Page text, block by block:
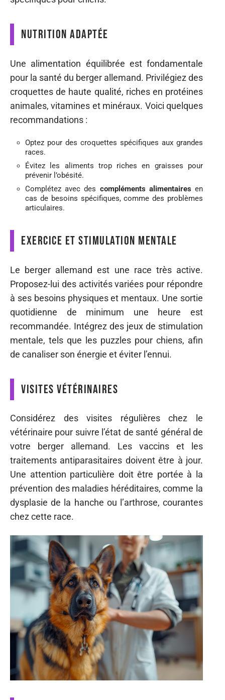
Nutrition adaptée
Une alimentation équilibrée est fondamentale
pour la santé du berger allemand. Privilégiez des
croquettes de haute qualité, riches en protéines
animales, vitamines et minéraux. Voici quelques
recommandations :
Optez pour des croquettes spécifiques aux grandes
races.
Évitez les aliments trop riches en graisses pour
prévenir l’obésité.
Complétez avec des compléments alimentaires en
cas de besoins spécifiques, comme des problèmes
articulaires.
Exercice et stimulation mentale
Le berger allemand est une race très active.
Proposez-lui des activités variées pour répondre
à ses besoins physiques et mentaux. Une sortie
quotidienne de minimum une heure est
recommandée. Intégrez des jeux de stimulation
mentale, tels que les puzzles pour chiens, afin
de canaliser son énergie et éviter l’ennui.
Visites vétérinaires
Considérez des visites régulières chez le
vétérinaire pour suivre l’état de santé général de
votre berger allemand. Les vaccins et les
traitements antiparasitaires doivent être à jour.
Une attention particulière doit être portée à la
prévention des maladies héréditaires, comme la
dysplasie de la hanche ou l’arthrose, courantes
chez cette race.